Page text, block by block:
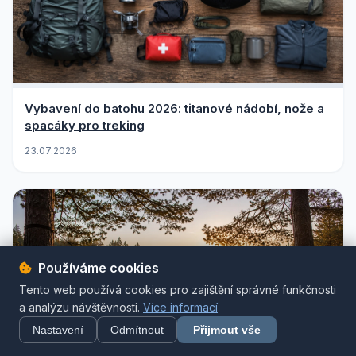
Vybavení do batohu 2026: titanové nádobí, nože a
spacáky pro treking
23.07.2026
Používáme cookies
Tento web používá cookies pro zajištění správné funkčnosti
a analýzu návštěvnosti. Více informací
Nastavení Odmítnout Přijmout vše